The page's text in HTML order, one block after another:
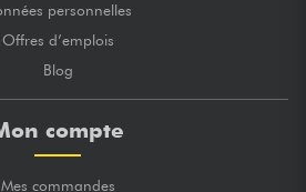
personnelles
Offres d’emplois
Blog
compte
Mes commandes